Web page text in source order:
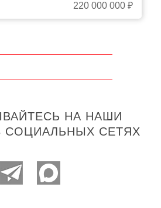
220 000 000 ₽
НА НАШИ
СОЦИАЛЬНЫХ СЕТЯХ